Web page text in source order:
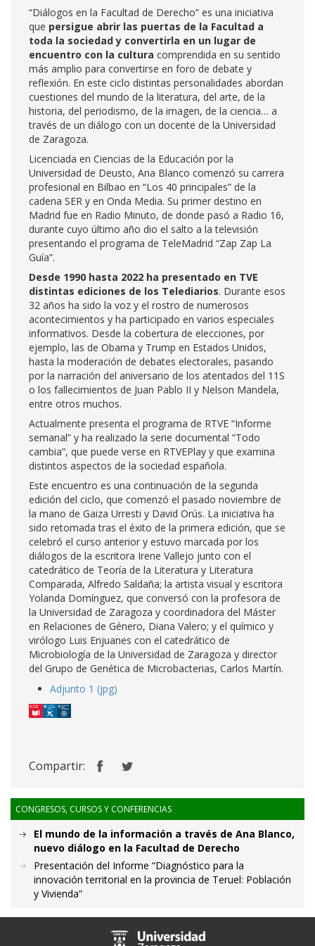
“Diálogos en la Facultad de Derecho” es una iniciativa
que persigue abrir las puertas de la Facultad a
toda la sociedad y convertirla en un lugar de
encuentro con la cultura comprendida en su sentido
más amplio para convertirse en foro de debate y
reflexión. En este ciclo distintas personalidades abordan
cuestiones del mundo de la literatura, del arte, de la
historia, del periodismo, de la imagen, de la ciencia… a
través de un diálogo con un docente de la Universidad
de Zaragoza.
Licenciada en Ciencias de la Educación por la
Universidad de Deusto, Ana Blanco comenzó su carrera
profesional en Bilbao en “Los 40 principales” de la
cadena SER y en Onda Media. Su primer destino en
Madrid fue en Radio Minuto, de donde pasó a Radio 16,
durante cuyo último año dio el salto a la televisión
presentando el programa de TeleMadrid “Zap Zap La
Guía”.
Desde 1990 hasta 2022 ha presentado en TVE
distintas ediciones de los Telediarios. Durante esos
32 años ha sido la voz y el rostro de numerosos
acontecimientos y ha participado en varios especiales
informativos. Desde la cobertura de elecciones, por
ejemplo, las de Obama y Trump en Estados Unidos,
hasta la moderación de debates electorales, pasando
por la narración del aniversario de los atentados del 11S
o los fallecimientos de Juan Pablo II y Nelson Mandela,
entre otros muchos.
Actualmente presenta el programa de RTVE “Informe
semanal” y ha realizado la serie documental “Todo
cambia”, que puede verse en RTVEPlay y que examina
distintos aspectos de la sociedad española.
Este encuentro es una continuación de la segunda
edición del ciclo, que comenzó el pasado noviembre de
la mano de Gaiza Urresti y David Orús. La iniciativa ha
sido retomada tras el éxito de la primera edición, que se
celebró el curso anterior y estuvo marcada por los
diálogos de la escritora Irene Vallejo junto con el
catedrático de Teoría de la Literatura y Literatura
Comparada, Alfredo Saldaña; la artista visual y escritora
Yolanda Domínguez, que conversó con la profesora de
la Universidad de Zaragoza y coordinadora del Máster
en Relaciones de Género, Diana Valero; y el químico y
virólogo Luis Enjuanes con el catedrático de
Microbiología de la Universidad de Zaragoza y director
del Grupo de Genética de Microbacterias, Carlos Martín.
Adjunto 1 (jpg)
Compartir:
CONGRESOS, CURSOS Y CONFERENCIAS
El mundo de la información a través de Ana Blanco,
nuevo diálogo en la Facultad de Derecho
Presentación del Informe “Diagnóstico para la
innovación territorial en la provincia de Teruel: Población
y Vivienda”